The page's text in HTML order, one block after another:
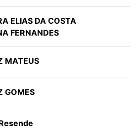
ELIAS DA COSTA
FERNANDES
MATEUS
GOMES